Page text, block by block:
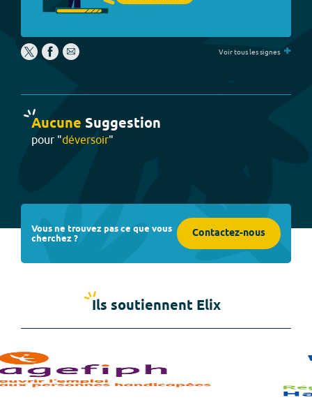
Voir tous les signes +
Aucune Suggestion
pour "déversoir"
Vous ne trouvez pas ce que vous
cherchez ? Contactez-nous
Ils soutiennent Elix